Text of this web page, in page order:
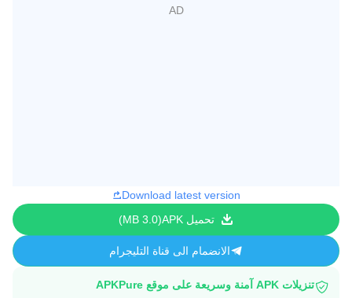
Download latest version
تحميل APK
3.0 MB
الانضمام الى قناة التليجرام
تنزيلات APK آمنة وسريعة على موقع APKPure